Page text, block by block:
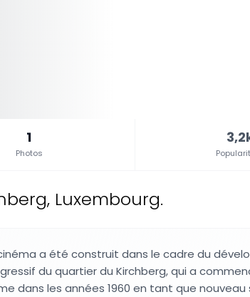
1
Photos
Luxembourg.
a été construit dans le cadre du
du quartier du Kirchberg, qui a
dans les années 1960 en tant que